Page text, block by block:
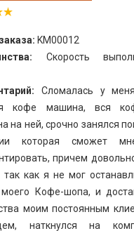
KM00012
Скорость
Сломалась у
кофе машина, вся
на ней, срочно занялся
которая сможет
причем
так как я не мог
моего Кофе-шопа, и
моим постоянным
наткнулся на